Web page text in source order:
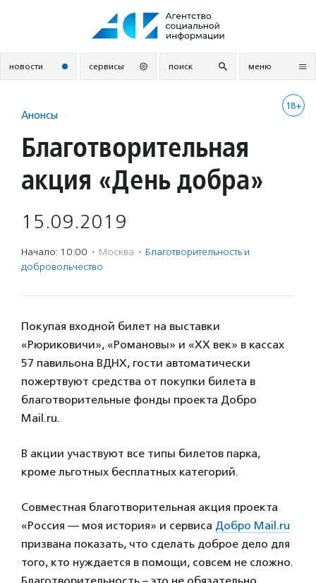
новости сервисы поиск меню
18+
Анонсы
Благотворительная
акция «День добра»
15.09.2019
Начало: 10:00 · Москва · Благотвори­тель­ность и
доброволь­чест­во
Покупая входной билет на выставки
«Рюриковичи», «Романовы» и «ХХ век» в кассах
57 павильона ВДНХ, гости автоматически
пожертвуют средства от покупки билета в
благотворительные фонды проекта Добро
Mail.ru.
В акции участвуют все типы билетов парка,
кроме льготных бесплатных категорий.
Совместная благотворительная акция проекта
«Россия — моя история» и сервиса Добро Mail.ru
призвана показать, что сделать доброе дело для
того, кто нуждается в помощи, совсем не сложно.